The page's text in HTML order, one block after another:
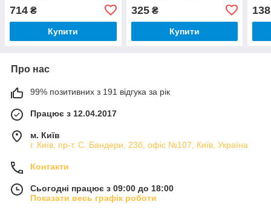
714 ₴
Купити
Kenwood KW680939
325₴
Купити
138
Про нас
99% позитивних з 191 відгука за рік
Працює з 12.04.2017
м. Київ
г. Київ, пр-т. С. Бандери, 23б, офіс №107, Київ, Україна
Контакти
Сьогодні працює з 09:00 до 18:00
Показати весь графік роботи